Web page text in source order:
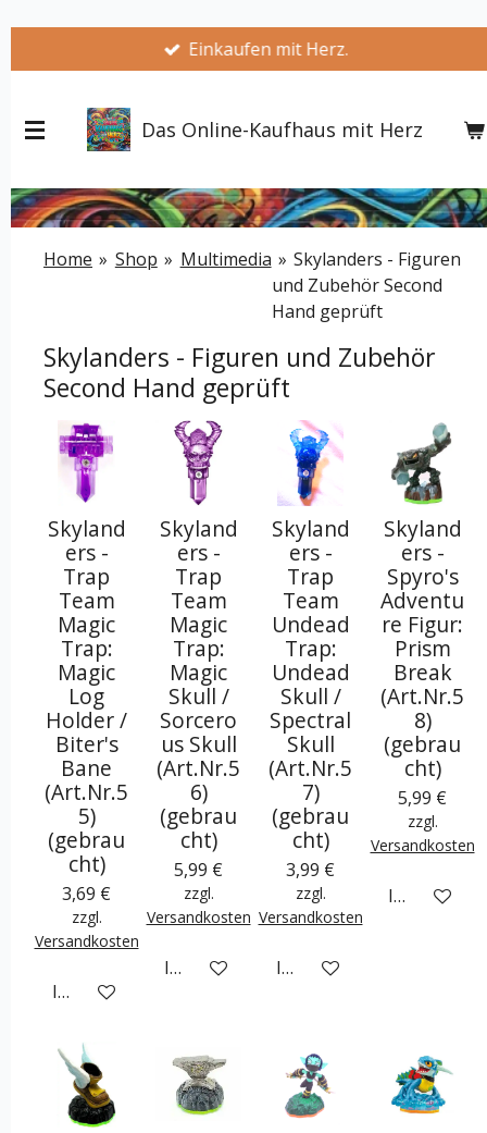
springen
Einkaufen mit Herz.
Das Online-Kaufhaus mit Herz
Home » Shop » Multimedia » Skylanders - Figuren
und Zubehör Second
Hand geprüft
Skylanders - Figuren und Zubehör
Second Hand geprüft
Skyland
ers -
Trap
Team
Magic
Trap:
Magic
Log
Holder /
Biter's
Bane
(Art.Nr.5
5)
(gebrau
cht)
3,69 €
zzgl.
Versandkosten
In den Warenkorb
Skyland
ers -
Trap
Team
Magic
Trap:
Magic
Skull /
Sorcero
us Skull
(Art.Nr.5
6)
(gebrau
cht)
5,99 €
zzgl.
Versandkosten
In den Warenkorb
Skyland
ers -
Trap
Team
Undead
Trap:
Undead
Skull /
Spectral
Skull
(Art.Nr.5
7)
(gebrau
cht)
3,99 €
zzgl.
Versandkosten
In den Warenkorb
Skyland
ers -
Spyro's
Adventu
re Figur:
Prism
Break
(Art.Nr.5
8)
(gebrau
cht)
5,99 €
zzgl.
Versandkosten
In den